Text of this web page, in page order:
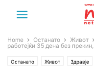
Home Останато Живот
работејќи 35 дена без
Останато Живот Здравје